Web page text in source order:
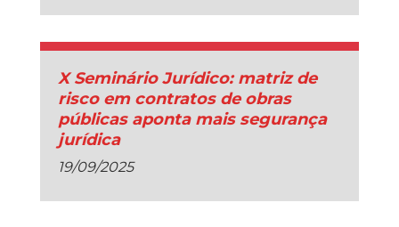
X Seminário Jurídico: matriz de
risco em contratos de obras
públicas aponta mais segurança
jurídica
19/09/2025